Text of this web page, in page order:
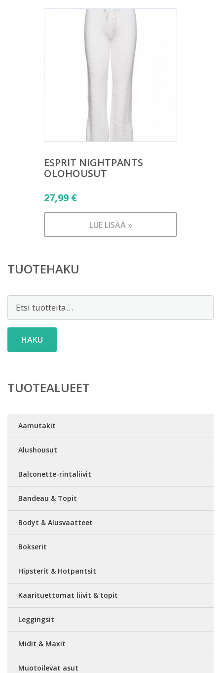
ESPRIT NIGHTPANTS
OLOHOUSUT
27,99 €
LUE LISÄÄ »
TUOTEHAKU
Etsi:
HAKU
TUOTEALUEET
Aamutakit
Alushousut
Balconette-rintaliivit
Bandeau & Topit
Bodyt & Alusvaatteet
Bokserit
Hipsterit & Hotpantsit
Kaarituettomat liivit & topit
Leggingsit
Midit & Maxit
Muotoilevat asut